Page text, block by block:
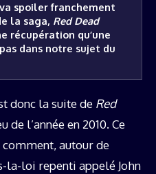
spoiler franchement
la saga, Red Dead
récupération qu’une
dans notre sujet du
donc la suite de Red
de l’année en 2010. Ce
autour de
la-loi repenti appelé John